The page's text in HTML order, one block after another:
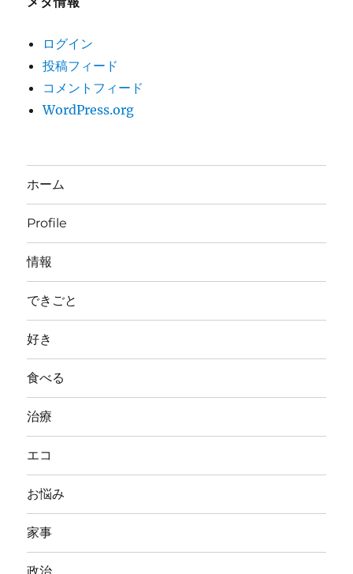
ログイン
投稿フィード
コメントフィード
WordPress.org
ホーム
Profile
情報
できごと
好き
食べる
治療
エコ
お悩み
家事